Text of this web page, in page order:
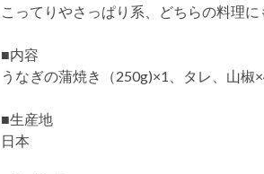
こってりやさっぱり系、どちらの料理に
■内容
うなぎの蒲焼き（250g)×1、タレ、山椒
■生産地
日本